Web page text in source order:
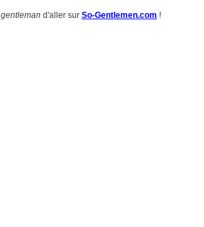
gentleman d'aller sur So-Gentlemen.com !